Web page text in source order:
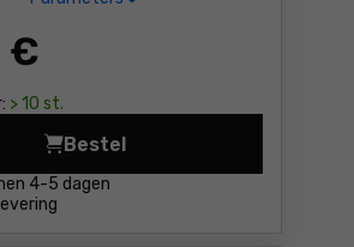
€
> 10 st.
4-5 dagen
levering
Bestel
Afdruiprek - zwart